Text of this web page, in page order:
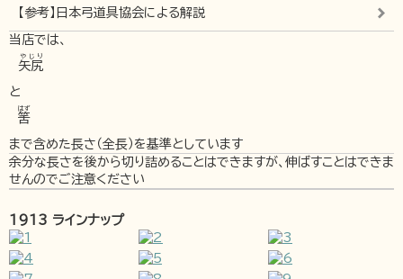
【参考】日本弓道具協会による解説
当店では、
矢尻
やじり
と
筈
はず
まで含めた長さ（全長）を基準としています
余分な長さを後から切り詰めることはできますが、伸ばすことはできま
せんのでご注意ください
1913 ラインナップ